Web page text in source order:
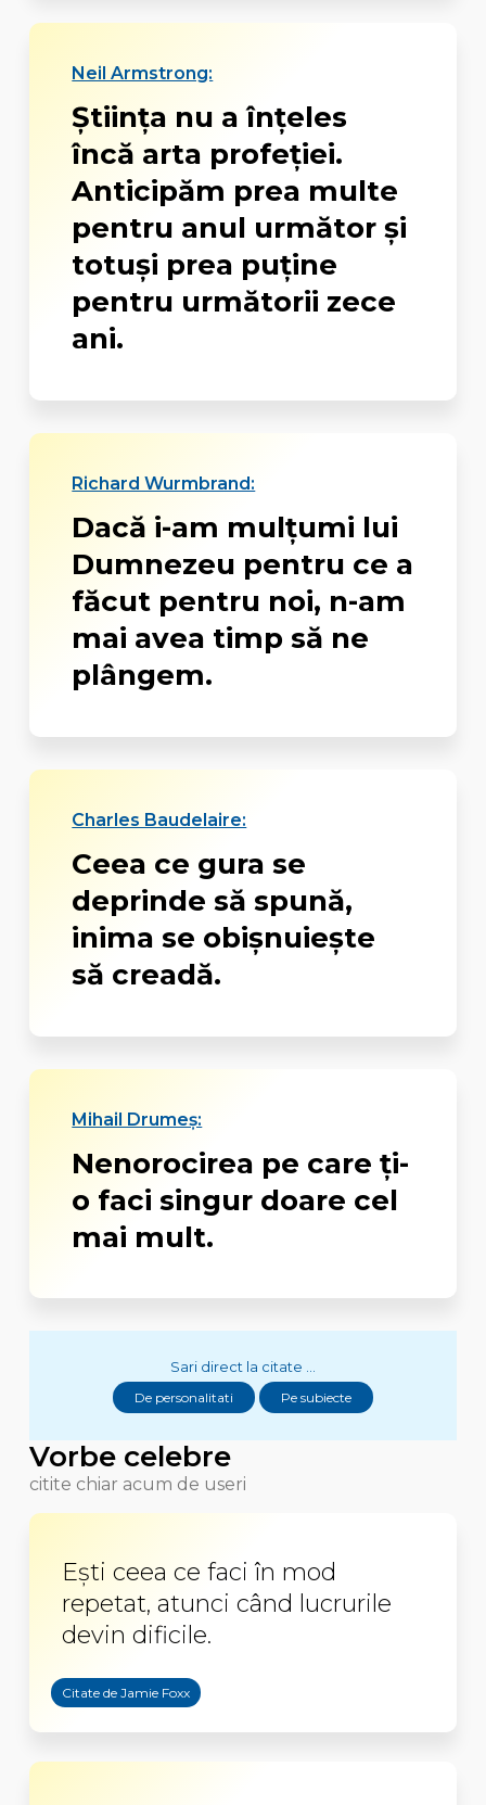
Neil Armstrong:
Ştiinţa nu a înţeles
încă arta profeţiei.
Anticipăm prea multe
pentru anul următor şi
totuşi prea puţine
pentru următorii zece
ani.
Richard Wurmbrand:
Dacă i-am mulțumi lui
Dumnezeu pentru ce a
făcut pentru noi, n-am
mai avea timp să ne
plângem.
Charles Baudelaire:
Ceea ce gura se
deprinde să spună,
inima se obișnuiește
să creadă.
Mihail Drumeș:
Nenorocirea pe care ţi-
o faci singur doare cel
mai mult.
Sari direct la citate ...
De personalitati Pe subiecte
Vorbe celebre
citite chiar acum de useri
Eşti ceea ce faci în mod
repetat, atunci când lucrurile
devin dificile.
Citate de Jamie Foxx